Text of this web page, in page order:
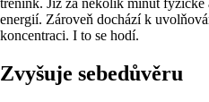
energií. Zároveň dochází k
koncentraci. I to se hodí.
Zvyšuje sebedůvěru